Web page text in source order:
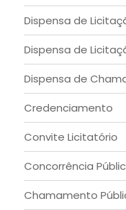
Dispensa de
Dispensa de
Dispensa de
Credenciamento
Convite Licitatório
Concorrência
Chamamento